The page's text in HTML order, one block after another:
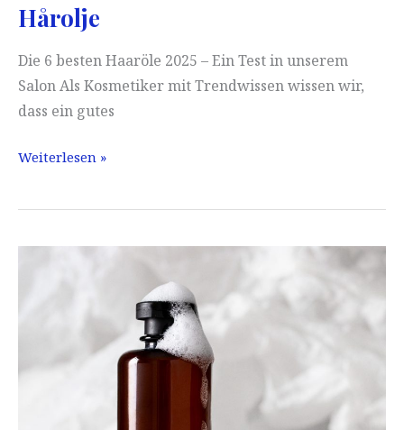
Hårolje
Die 6 besten Haaröle 2025 – Ein Test in unserem
Salon Als Kosmetiker mit Trendwissen wissen wir,
dass ein gutes
Hårolje
Weiterlesen »